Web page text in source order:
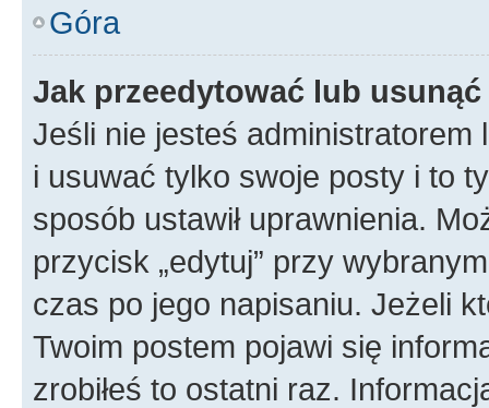
Góra
Jak przeedytować lub
Jeśli nie jesteś
i usuwać tylko swoje posty i to
sposób ustawił uprawnienia.
przycisk „edytuj” przy
czas po jego napisaniu. Jeżeli
Twoim postem pojawi się
zrobiłeś to ostatni raz.